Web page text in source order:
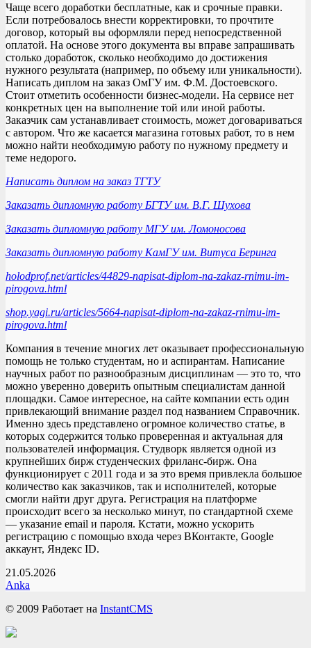
Чаще всего доработки бесплатные, как и срочные правки.
Если потребовалось внести корректировки, то прочтите
договор, который вы оформляли перед непосредственной
оплатой. На основе этого документа вы вправе запрашивать
столько доработок, сколько необходимо до достижения
нужного результата (например, по объему или уникальности).
Написать диплом на заказ ОмГУ им. Ф.М. Достоевского.
Стоит отметить особенности бизнес-модели. На сервисе нет
конкретных цен на выполнение той или иной работы.
Заказчик сам устанавливает стоимость, может договариваться
с автором. Что же касается магазина готовых работ, то в нем
можно найти необходимую работу по нужному предмету и
теме недорого.
Написать диплом на заказ ТГТУ
Заказать дипломную работу БГТУ им. В.Г. Шухова
Заказать дипломную работу МГУ им. Ломоносова
Заказать дипломную работу КамГУ им. Витуса Беринга
holodprof.net/articles/44829-napisat-diplom-na-zakaz-rnimu-im-
pirogova.html
shop.yagi.ru/articles/5664-napisat-diplom-na-zakaz-rnimu-im-
pirogova.html
Компания в течение многих лет оказывает профессиональную
помощь не только студентам, но и аспирантам. Написание
научных работ по разнообразным дисциплинам — это то, что
можно уверенно доверить опытным специалистам данной
площадки. Самое интересное, на сайте компании есть один
привлекающий внимание раздел под названием Справочник.
Именно здесь представлено огромное количество статье, в
которых содержится только проверенная и актуальная для
пользователей информация. Студворк является одной из
крупнейших бирж студенческих фриланс-бирж. Она
функционирует с 2011 года и за это время привлекла большое
количество как заказчиков, так и исполнителей, которые
смогли найти друг друга. Регистрация на платформе
происходит всего за несколько минут, по стандартной схеме
— указание email и пароля. Кстати, можно ускорить
регистрацию с помощью входа через ВКонтакте, Google
аккаунт, Яндекс ID.
21.05.2026
Anka
© 2009 Работает на InstantCMS